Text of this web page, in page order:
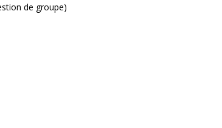
de groupe)